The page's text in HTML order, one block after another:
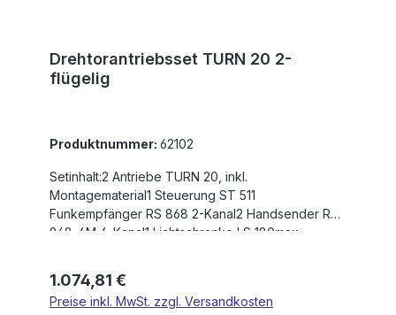
Drehtorantriebsset TURN 20 2-
flügelig
Produktnummer: 62102
Setinhalt:2 Antriebe TURN 20, inkl.
Montagematerial1 Steuerung ST 511
Funkempfänger RS 868 2-Kanal2 Handsender RS
868-4M 4-Kanal1 Lichtschranke LS 180max.
20/TagSelbsthemmender AntriebKraftregulierung
über Steuerung230V AC-MotorHohes
Regulärer Preis:
1.074,81 €
Preise inkl. MwSt. zzgl. Versandkosten